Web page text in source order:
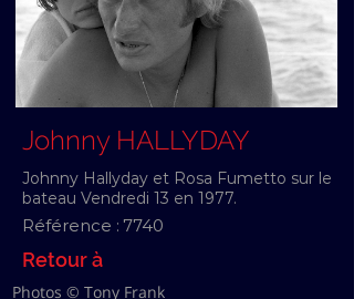
Johnny HALLYDAY
Johnny Hallyday et Rosa Fumetto sur le
bateau Vendredi 13 en 1977.
Référence : 7740
Retour à
Photos © Tony Frank